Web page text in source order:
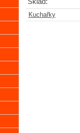
Kuchařky